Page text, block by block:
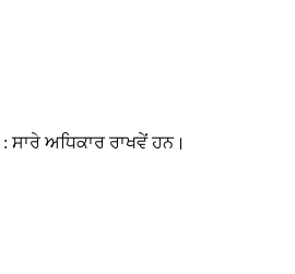
ਸਾਰੇ ਅਧਿਕਾਰ ਰਾਖਵੇਂ ਹਨ।